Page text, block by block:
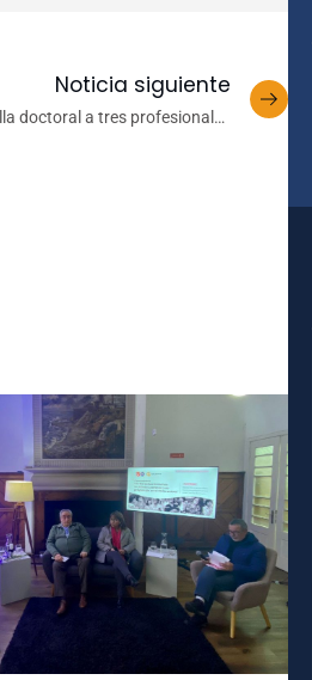
Noticia siguiente
doctoral a tres profesionales